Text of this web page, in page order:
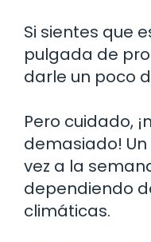
Si sientes que
pulgada de
darle un poco
Pero cuidado,
demasiado!
vez a la
dependiendo
climáticas.